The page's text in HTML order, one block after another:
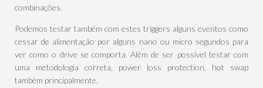
combinações.
Podemos testar também com estes triggers alguns eventos como
cessar de alimentação por alguns nano ou micro segundos para
ver como o drive se comporta. Além de ser possível testar com
uma metodologia correta, power loss protection, hot swap
também principalmente.